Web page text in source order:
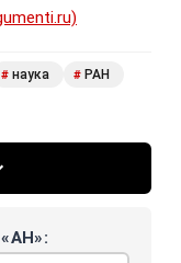
# наука # РАН